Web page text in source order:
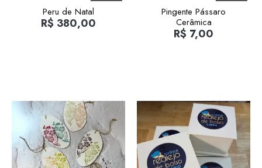
Peru de Natal
R$ 380,00
Pingente Pássaro
Cerâmica
R$ 7,00